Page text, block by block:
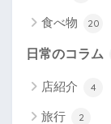
食べ物 20
日常のコラム
店紹介 4
旅行 2